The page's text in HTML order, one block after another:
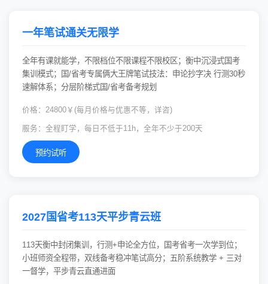
一年笔试通关无限学
全年有课就能学，不限档位不限课程不限校区；衡中沉浸式国考
集训模式；国/省考专属俩大王牌笔试技法：申论抄字决 行测30秒
速解体系；分层阶梯式国/省考备考规划
价格：24800￥(每月价格与优惠不等，详咨)
服务：全程盯学，每日不低于11h，全年不少于200天
预约试听
2027国省考113天平步青云班
113天衡中封闭集训，行测+申论全方位，国考省考一次学到位；
小班师资全程带，双线备考稳冲笔试高分；五阶系统教学 + 三对
一督学，平步青云直通进面